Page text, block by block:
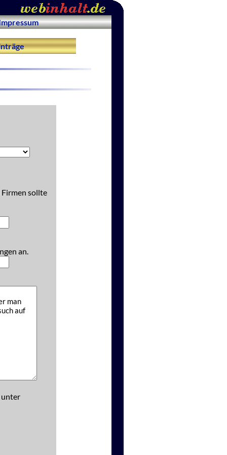
Firmen sollte
an.
unter